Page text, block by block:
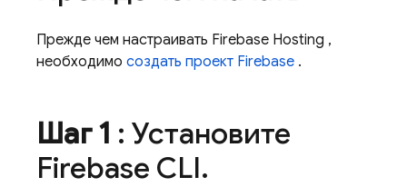
Прежде чем настраивать Firebase Hosting ,
необходимо создать проект Firebase .
Шаг 1 : Установите
Firebase CLI.